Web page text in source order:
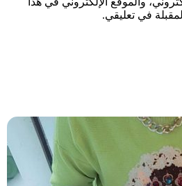
في تعليقي.